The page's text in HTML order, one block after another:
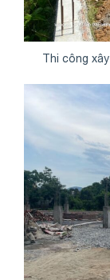
Thi công